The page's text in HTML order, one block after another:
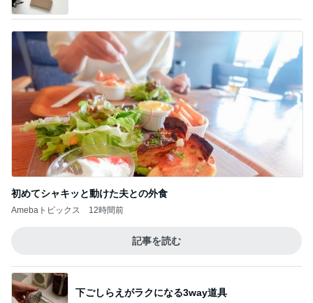
初めてシャキッと動けた夫との外食
Amebaトピックス 12時間前
記事を読む
下ごしらえがラクになる3way道具